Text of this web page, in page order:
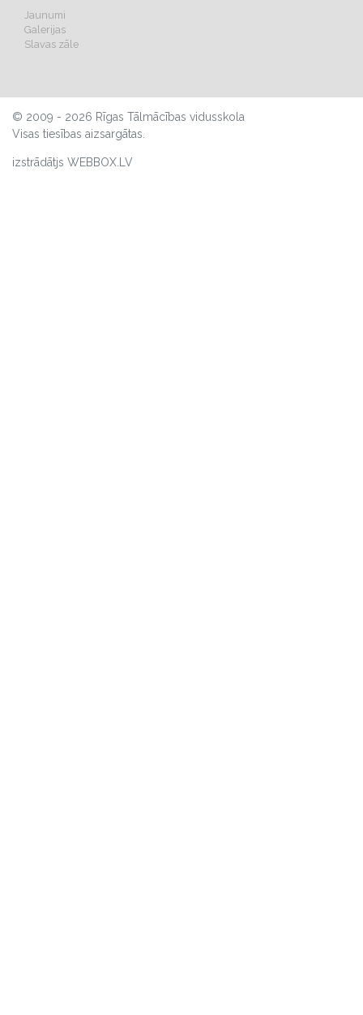
Jaunumi
Galerijas
Slavas zāle
© 2009 - 2026 Rīgas Tālmācības vidusskola
Visas tiesības aizsargātas.
izstrādātjs WEBBOX.LV